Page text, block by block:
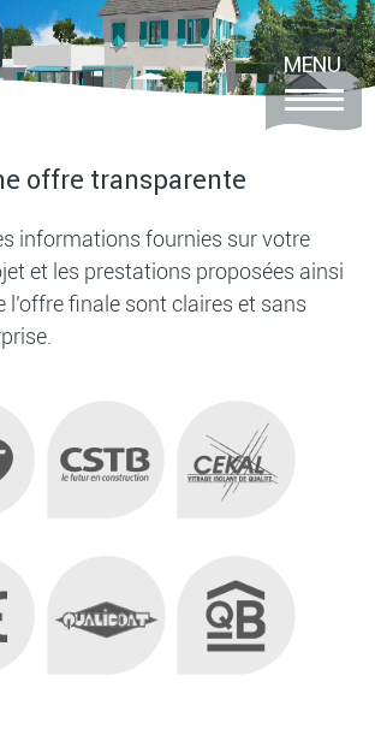
MENU
offre transparente
informations fournies sur votre
et les prestations proposées ainsi
l’offre finale sont claires et sans